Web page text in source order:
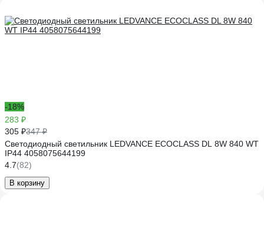
-18%
283 ₽
305 ₽347 ₽
Светодиодный светильник LEDVANCE ECOCLASS DL 8W 840 WT
IP44 4058075644199
4.7(82)
В корзину